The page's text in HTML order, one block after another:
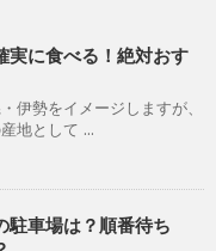
実に食べる！絶対おす
伊勢をイメージしますが、
地として ...
駐車場は？順番待ち